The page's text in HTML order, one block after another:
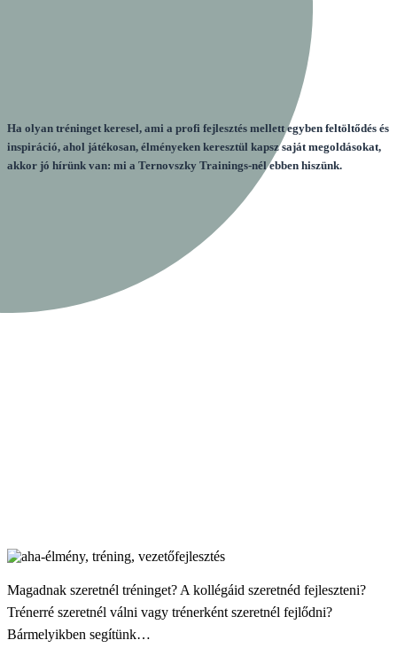
Ha olyan tréninget keresel, ami a profi fejlesztés mellett egyben feltöltődés és
inspiráció, ahol játékosan, élményeken keresztül kapsz saját megoldásokat,
akkor jó hírünk van: mi a Ternovszky Trainings-nél ebben hiszünk.
Magadnak szeretnél tréninget? A kollégáid szeretnéd fejleszteni?
Trénerré szeretnél válni vagy trénerként szeretnél fejlődni?
Bármelyikben segítünk…